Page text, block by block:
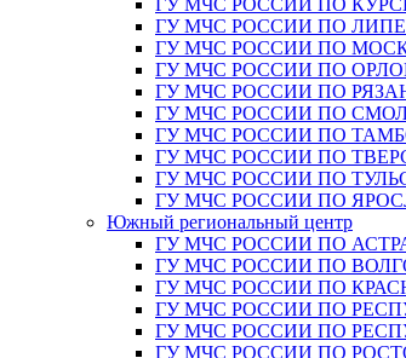
ГУ МЧС РОССИИ ПО
ГУ МЧС РОССИИ ПО
ГУ МЧС РОССИИ ПО
ГУ МЧС РОССИИ ПО
ГУ МЧС РОССИИ ПО
ГУ МЧС РОССИИ ПО
ГУ МЧС РОССИИ ПО
ГУ МЧС РОССИИ ПО
ГУ МЧС РОССИИ ПО
ГУ МЧС РОССИИ ПО
Южный региональный центр
ГУ МЧС РОССИИ ПО
ГУ МЧС РОССИИ ПО
ГУ МЧС РОССИИ ПО
ГУ МЧС РОССИИ ПО
ГУ МЧС РОССИИ ПО
ГУ МЧС РОССИИ ПО